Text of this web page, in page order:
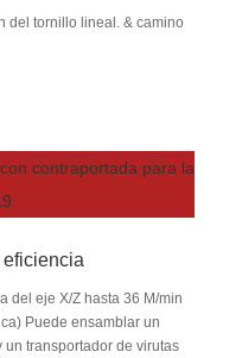
del tornillo lineal. & camino
del eje X/Z hasta 36 M/min
Puede ensamblar un
transportador de virutas